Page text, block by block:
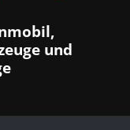
und